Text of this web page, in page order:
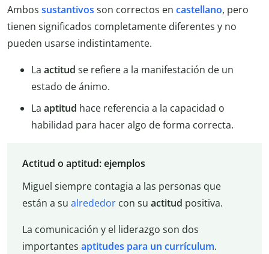
Ambos sustantivos son correctos en castellano, pero
tienen significados completamente diferentes y no
pueden usarse indistintamente.
La actitud se refiere a la manifestación de un
estado de ánimo.
La aptitud hace referencia a la capacidad o
habilidad para hacer algo de forma correcta.
Actitud o aptitud: ejemplos
Miguel siempre contagia a las personas que
están a su alrededorcon su actitud positiva.
La comunicación y el liderazgo son dos
importantes aptitudes para un currículum.